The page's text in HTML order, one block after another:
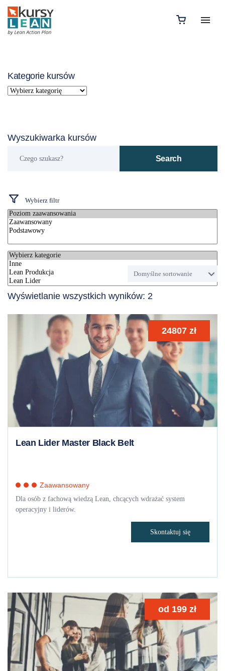
Kategorie kursów
Wyszukiwarka kursów
szukasz?
Search
Wybierz filtr
Wyświetlanie wszystkich wyników: 2
24807 zł
Lean Lider Master Black Belt
Zaawansowany
Dla osób z fachową wiedzą Lean, chcących wdrażać system
operacyjny i liderów.
Skontaktuj się
od 199 zł